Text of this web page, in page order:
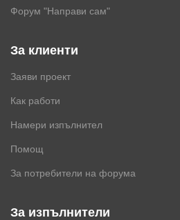
Форум "Направи сам"
За клиенти
Заяви проект
Как работи
Намери изпълнител
Помощ
За потребители на форума
За изпълнители